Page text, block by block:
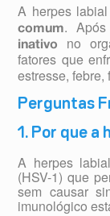
A herpes
comum.
inativo no
fatores que
estresse, febre,
Perguntas
1. Por que a
A herpes
(HSV-1) que
sem causar
imunológico